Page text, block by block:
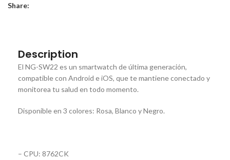
Share:
Description
El NG-SW22 es un smartwatch de última generación,
compatible con Android e iOS, que te mantiene conectado y
monitorea tu salud en todo momento.
Disponible en 3 colores: Rosa, Blanco y Negro.
– CPU: 8762CK